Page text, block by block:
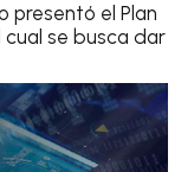
presentó el Plan
cual se busca dar